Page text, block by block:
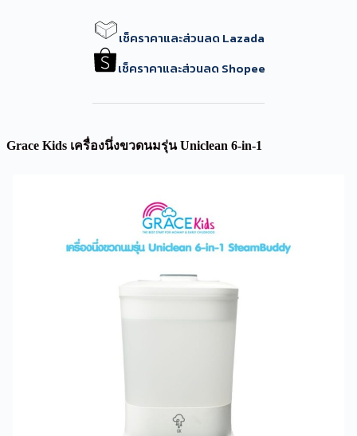
เช็คราคาและส่วนลด Lazada
เช็คราคาและส่วนลด Shopee
Grace Kids เครื่องนึ่งขวดนมรุ่น Uniclean 6-in-1